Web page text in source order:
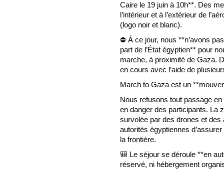
Caire le 19 juin à 10h**. Des
l’intérieur et à l’extérieur de
(logo noir et blanc).
⛔ À ce jour, nous **n’avons
part de l’État égyptien** pour
marche, à proximité de Gaza.
en cours avec l’aide de
March to Gaza est un
Nous refusons tout passage
en danger des participants. La
survolée par des drones et
autorités égyptiennes
la frontière.
🎒 Le séjour se déroule **en
réservé, ni hébergement